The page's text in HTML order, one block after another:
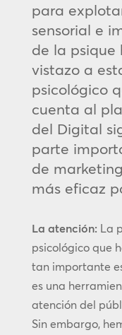
para
sensorial e
de la psique
vistazo a
psicológico
cuenta al
del Digital
parte
de
más eficaz
La atención: La
psicológico que
tan importante
es una
atención del
Sin embargo,